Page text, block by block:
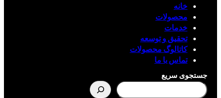
خانه
محصولات
خدمات
تحقیق و توسعه
کاتالوگ محصولات
تماس با ما
جستجوی سریع